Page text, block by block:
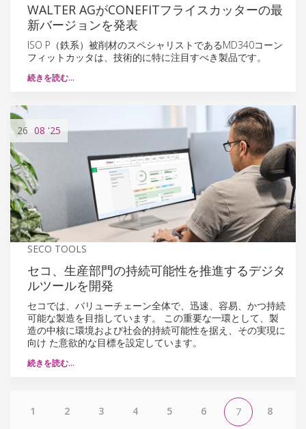
WALTER AGがCONEFITフライスカッターの最
新バージョンを発表
ISO P（鉄系）被削材のスペシャリストであるMD340コーン
フィットカッタは、技術的に特に注目すべき製品です。
続きを読む…
26 08 '25
SECO TOOLS
セコ、生産部門の持続可能性を推進するデジタ
ルツールを開発
セコでは、バリューチェーン全体で、迅速、容易、かつ持続
可能な製造を目指しています。 この重要な一環として、製
造の中核に環境および社会的持続可能性を据え、その実現に
向け た意欲的な目標を設定しています。
続きを読む…
1 2 3 4 5 6 7 8